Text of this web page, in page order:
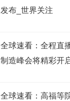
发布_世界关注
全球速看：全程直
制造峰会将精彩开
全球速看：高福等